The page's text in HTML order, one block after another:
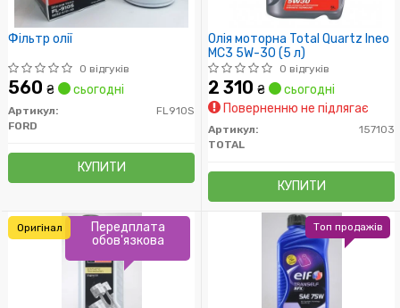
Фільтр олії
0 відгуків
560 ₴ сьогодні
Артикул:
FL910S
FORD
КУПИТИ
Олія моторна Total Quartz Ineo
MC3 5W-30 (5 л)
0 відгуків
2 310 ₴
сьогодні
Поверненню не підлягає
Артикул:
157103
TOTAL
КУПИТИ
Передплата
обов'язкова
Оригінал Топ продажів